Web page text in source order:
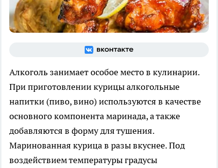
Алкоголь занимает особое место в кулинарии.
При приготовлении курицы алкогольные
напитки (пиво, вино) используются в качестве
основного компонента маринада, а также
добавляются в форму для тушения.
Маринованная курица в разы вкуснее. Под
воздействием температуры градусы